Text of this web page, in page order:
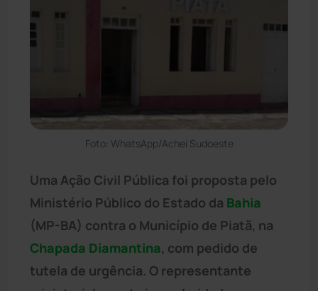
Foto: WhatsApp/Achei Sudoeste
Uma Ação Civil Pública foi proposta pelo
Ministério Público do Estado da Bahia
(MP-BA) contra o Município de Piatã, na
Chapada Diamantina, com pedido de
tutela de urgência. O representante